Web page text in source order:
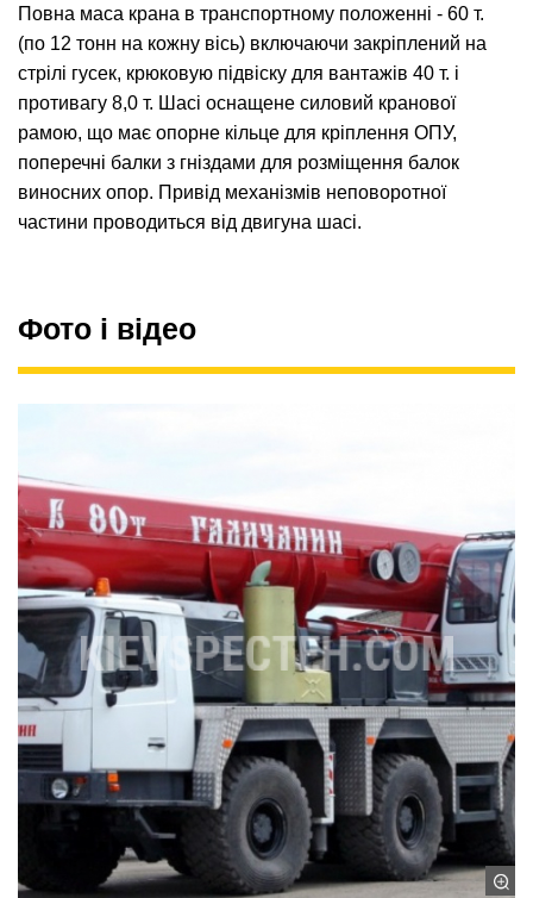
Повна маса крана в транспортному положенні - 60 т.
(по 12 тонн на кожну вісь) включаючи закріплений на
стрілі гусек, крюковую підвіску для вантажів 40 т. і
противагу 8,0 т. Шасі оснащене силовий кранової
рамою, що має опорне кільце для кріплення ОПУ,
поперечні балки з гніздами для розміщення балок
виносних опор. Привід механізмів неповоротної
частини проводиться від двигуна шасі.
Фото і відео